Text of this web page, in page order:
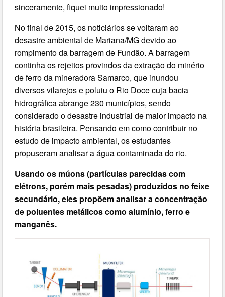
sinceramente, fiquei muito impressionado!
No final de 2015, os noticiários se voltaram ao
desastre ambiental de Mariana/MG devido ao
rompimento da barragem de Fundão. A barragem
continha os rejeitos provindos da extração do minério
de ferro da mineradora Samarco, que inundou
diversos vilarejos e poluiu o Rio Doce cuja bacia
hidrográfica abrange 230 municípios, sendo
considerado o desastre industrial de maior impacto na
história brasileira. Pensando em como contribuir no
estudo de impacto ambiental, os estudantes
propuseram analisar a água contaminada do rio.
Usando os múons (partículas parecidas com
elétrons, porém mais pesadas) produzidos no feixe
secundário, eles propõem analisar a concentração
de poluentes metálicos como alumínio, ferro e
manganês.